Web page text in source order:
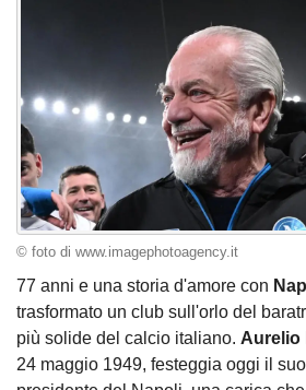
© foto di www.imagephotoagency.it
77 anni e una storia d'amore con
trasformato un club sull'orlo del
più solide del calcio italiano. Aurelio
24 maggio 1949, festeggia oggi il